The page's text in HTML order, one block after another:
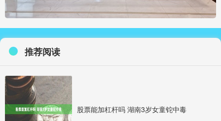
推荐阅读
股票能加杠杆吗 湖南3岁女童铊中毒